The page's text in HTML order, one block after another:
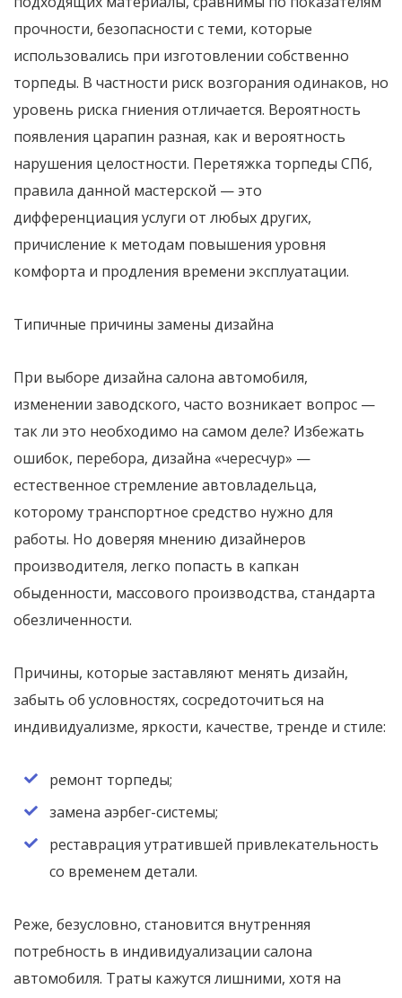
прочности, безопасности с теми, которые
использовались при изготовлении собственно
торпеды. В частности риск возгорания одинаков, но
уровень риска гниения отличается. Вероятность
появления царапин разная, как и вероятность
нарушения целостности. Перетяжка торпеды СПб,
правила данной мастерской — это
дифференциация услуги от любых других,
причисление к методам повышения уровня
комфорта и продления времени эксплуатации.
Типичные причины замены дизайна
При выборе дизайна салона автомобиля,
изменении заводского, часто возникает вопрос —
так ли это необходимо на самом деле? Избежать
ошибок, перебора, дизайна «чересчур» —
естественное стремление автовладельца,
которому транспортное средство нужно для
работы. Но доверяя мнению дизайнеров
производителя, легко попасть в капкан
обыденности, массового производства, стандарта
обезличенности.
Причины, которые заставляют менять дизайн,
забыть об условностях, сосредоточиться на
индивидуализме, яркости, качестве, тренде и стиле:
ремонт торпеды;
замена аэрбег-системы;
реставрация утратившей привлекательность
со временем детали.
Реже, безусловно, становится внутренняя
потребность в индивидуализации салона
автомобиля. Траты кажутся лишними, хотя на